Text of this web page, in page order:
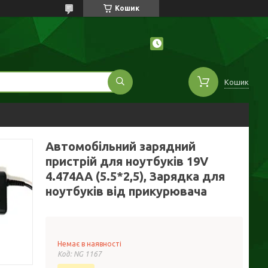
Кошик
Кошик
Автомобільний зарядний
пристрій для ноутбуків 19V
4.474AA (5.5*2,5), Зарядка для
ноутбуків від прикурювача
Немає в наявності
Код: NG 1167